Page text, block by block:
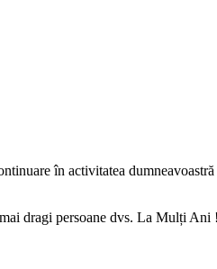
în activitatea
dragi persoane dvs. La Mulți Ani